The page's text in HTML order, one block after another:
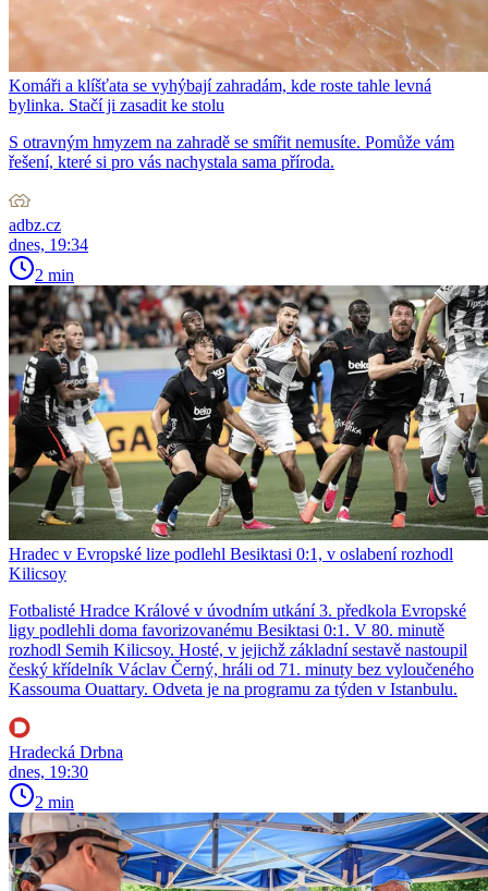
Komáři a klíšťata se vyhýbají zahradám, kde roste tahle levná
bylinka. Stačí ji zasadit ke stolu
S otravným hmyzem na zahradě se smířit nemusíte. Pomůže vám
řešení, které si pro vás nachystala sama příroda.
adbz.cz
dnes, 19:34
2 min
Hradec v Evropské lize podlehl Besiktasi 0:1, v oslabení rozhodl
Kilicsoy
Fotbalisté Hradce Králové v úvodním utkání 3. předkola Evropské
ligy podlehli doma favorizovanému Besiktasi 0:1. V 80. minutě
rozhodl Semih Kilicsoy. Hosté, v jejichž základní sestavě nastoupil
český křídelník Václav Černý, hráli od 71. minuty bez vyloučeného
Kassouma Ouattary. Odveta je na programu za týden v Istanbulu.
Hradecká Drbna
dnes, 19:30
2 min